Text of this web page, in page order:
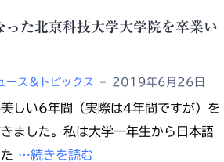
った北京科技大学大学院を卒業い
ース＆トピックス – 2019年6月26日
しい6年間（実際は4年間ですが）を
ました。私は大学一年生から日本語
…続きを読む